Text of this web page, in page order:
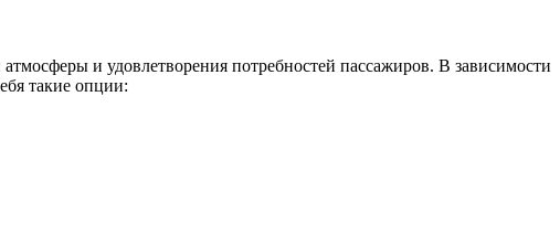
и удовлетворения потребностей пассажиров. В зависимости
такие опции: